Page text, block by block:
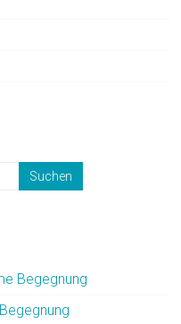
Begegnung